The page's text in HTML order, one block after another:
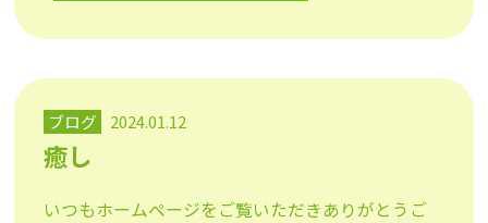
ブログ 2024.01.12
癒し
いつもホームページをご覧いただきありがとうご